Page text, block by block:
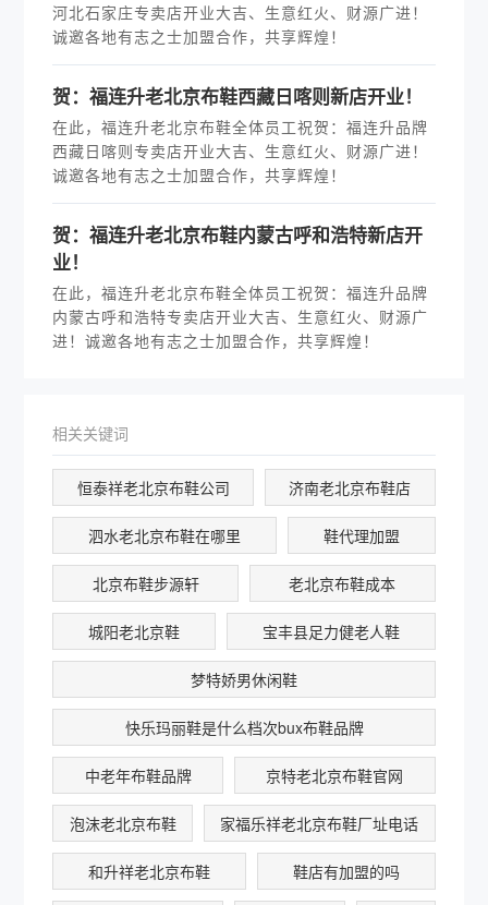
河北石家庄专卖店开业大吉、生意红火、财源广进！
诚邀各地有志之士加盟合作，共享辉煌！
贺：福连升老北京布鞋西藏日喀则新店开业！
在此，福连升老北京布鞋全体员工祝贺：福连升品牌
西藏日喀则专卖店开业大吉、生意红火、财源广进！
诚邀各地有志之士加盟合作，共享辉煌！
贺：福连升老北京布鞋内蒙古呼和浩特新店开
业！
在此，福连升老北京布鞋全体员工祝贺：福连升品牌
内蒙古呼和浩特专卖店开业大吉、生意红火、财源广
进！诚邀各地有志之士加盟合作，共享辉煌！
相关关键词
恒泰祥老北京布鞋公司 济南老北京布鞋店
泗水老北京布鞋在哪里 鞋代理加盟
北京布鞋步源轩 老北京布鞋成本
城阳老北京鞋 宝丰县足力健老人鞋
梦特娇男休闲鞋
快乐玛丽鞋是什么档次bux布鞋品牌
中老年布鞋品牌 京特老北京布鞋官网
泡沫老北京布鞋 家福乐祥老北京布鞋厂址电话
和升祥老北京布鞋 鞋店有加盟的吗